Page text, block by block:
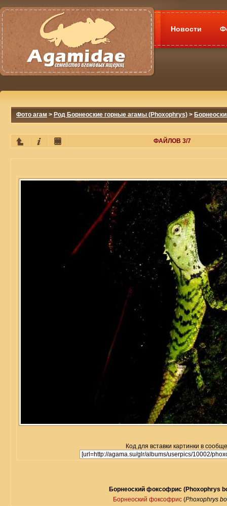
Новости
Фото агам > Род Борнеоские горные агамы (Phoxophrys) >
ФАЙЛОВ 3/7
Код для вставки картинки в
Борнеоский фоксофрис (Phoxophrys
Борнеоский фоксофрис (Phoxophrys